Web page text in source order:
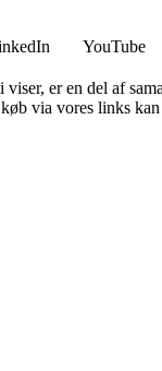
YouTube
er en del af
via vores links